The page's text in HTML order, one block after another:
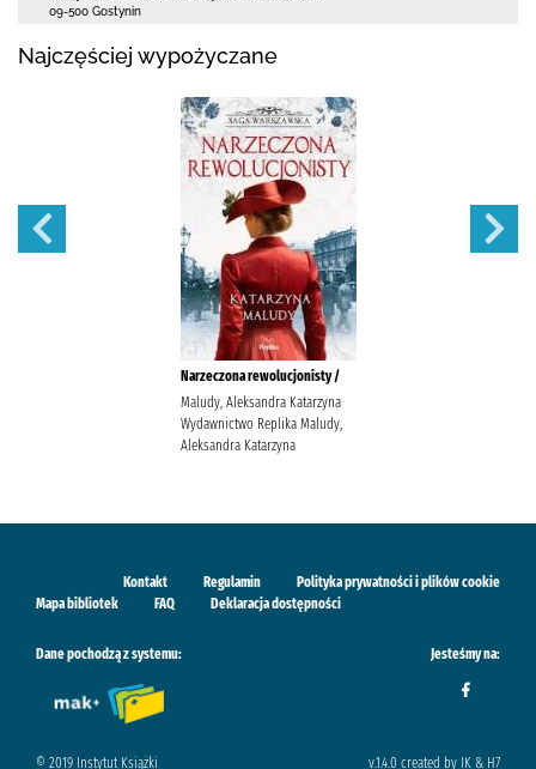
09-500 Gostynin
Najczęściej wypożyczane
Narzeczona rewolucjonisty /
Maludy, Aleksandra Katarzyna
Wydawnictwo Replika Maludy,
Aleksandra Katarzyna
Kontakt Regulamin
Polityka prywatności i plików cookie
Mapa bibliotek
FAQ Deklaracja dostępności
Dane pochodzą z systemu: Jesteśmy na:
© 2019 Instytut Książki v.1.4.0 created by IK & H7